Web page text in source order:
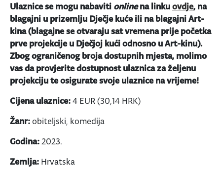
Ulaznice se mogu nabaviti onlinena linkuovdje, na
blagajni u prizemlju Dječje kuće ili na blagajni Art-
kina (blagajne se otvaraju sat vremena prije početka
prve projekcije u Dječjoj kući odnosno u Art-kinu).
Zbog ograničenog broja dostupnih mjesta, molimo
vas da provjerite dostupnost ulaznica za željenu
projekciju te osigurate svoje ulaznice na vrijeme!
Cijena ulaznice:4 EUR (30,14 HRK)
Žanr:obiteljski, komedija
Godina:2023.
Zemlja: Hrvatska